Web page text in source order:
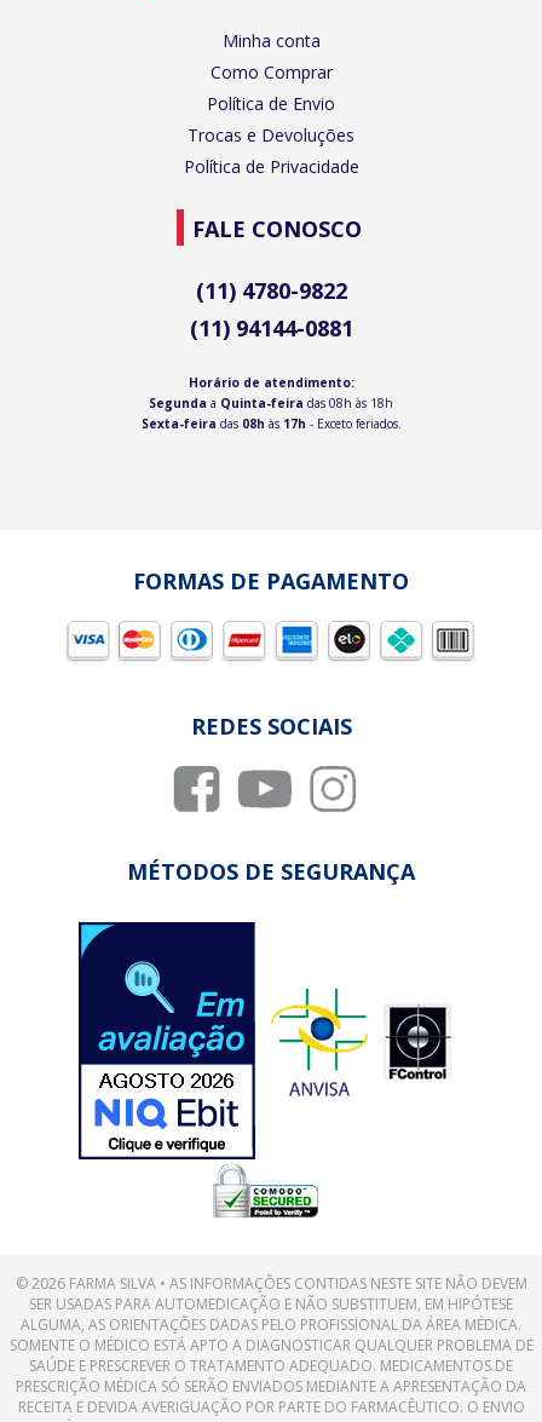
Minha conta
Como Comprar
Política de Envio
Trocas e Devoluções
Política de Privacidade
FALE CONOSCO
(11) 4780-9822
(11) 94144-0881
Horário de atendimento:
Segunda a Quinta-feira das 08h às 18h
Sexta-feira das 08h às 17h - Exceto feriados.
FORMAS DE PAGAMENTO
REDES SOCIAIS
MÉTODOS DE SEGURANÇA
© 2026 FARMA SILVA • AS INFORMAÇÕES CONTIDAS NESTE SITE NÃO DEVEM
SER USADAS PARA AUTOMEDICAÇÃO E NÃO SUBSTITUEM, EM HIPÓTESE
ALGUMA, AS ORIENTAÇÕES DADAS PELO PROFISSIONAL DA ÁREA MÉDICA.
SOMENTE O MÉDICO ESTÁ APTO A DIAGNOSTICAR QUALQUER PROBLEMA DE
SAÚDE E PRESCREVER O TRATAMENTO ADEQUADO. MEDICAMENTOS DE
PRESCRIÇÃO MÉDICA SÓ SERÃO ENVIADOS MEDIANTE A APRESENTAÇÃO DA
RECEITA E DEVIDA AVERIGUAÇÃO POR PARTE DO FARMACÊUTICO. O ENVIO